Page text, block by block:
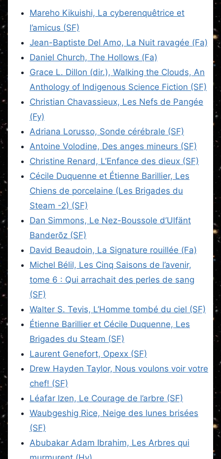
Mareho Kikuishi, La cyberenquêtrice et
l’amicus (SF)
Jean-Baptiste Del Amo, La Nuit ravagée (Fa)
Daniel Church, The Hollows (Fa)
Grace L. Dillon (dir.), Walking the Clouds, An
Anthology of Indigenous Science Fiction (SF)
Christian Chavassieux, Les Nefs de Pangée
(Fy)
Adriana Lorusso, Sonde cérébrale (SF)
Antoine Volodine, Des anges mineurs (SF)
Christine Renard, L’Enfance des dieux (SF)
Cécile Duquenne et Étienne Barillier, Les
Chiens de porcelaine (Les Brigades du
Steam -2) (SF)
Dan Simmons, Le Nez-Boussole d’Ulfänt
Banderõz (SF)
David Beaudoin, La Signature rouillée (Fa)
Michel Bélil, Les Cinq Saisons de l’avenir,
tome 6 : Qui arrachait des perles de sang
(SF)
Walter S. Tevis, L’Homme tombé du ciel (SF)
Étienne Barillier et Cécile Duquenne, Les
Brigades du Steam (SF)
Laurent Genefort, Opexx (SF)
Drew Hayden Taylor, Nous voulons voir votre
chef! (SF)
Léafar Izen, Le Courage de l’arbre (SF)
Waubgeshig Rice, Neige des lunes brisées
(SF)
Abubakar Adam Ibrahim, Les Arbres qui